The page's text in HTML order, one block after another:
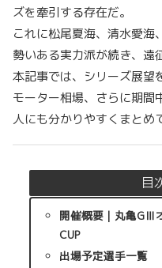
ズを牽引する存在だ。
これに松尾夏海、清水愛海
勢いある実力派が続き、遠
本記事では、シリーズ展望
モーター相場、さらに期間
人にも分かりやすくまとめ
目
開催概要｜丸亀GⅢ
CUP
出場予定選手一覧